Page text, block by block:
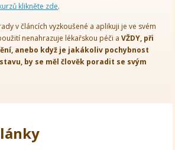
klikněte zde.
v článcích vyzkoušené a aplikuji je ve svém
nenahrazuje lékařskou péči aVŽDY, při
anebo když je jakákoliv pochybnost
by se měl člověk poradit se svým